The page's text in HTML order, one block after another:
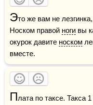
Это же вам не
Носком правой ноги вы
окурок давите носком
вместе.
Плата по таксе. Такса